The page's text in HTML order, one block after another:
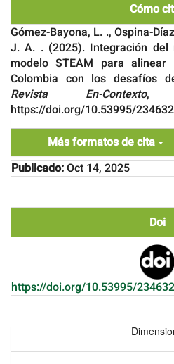
Cómo
Gómez-Bayona, L. ., Ospina-
J. A. . (2025). Integración del
modelo STEAM para
Colombia con los desafíos
Revista En-Contexto
https://doi.org/10.53995/
Más formatos de cita
Publicado:Oct 14, 2025
Doi
https://doi.org/10.53995/